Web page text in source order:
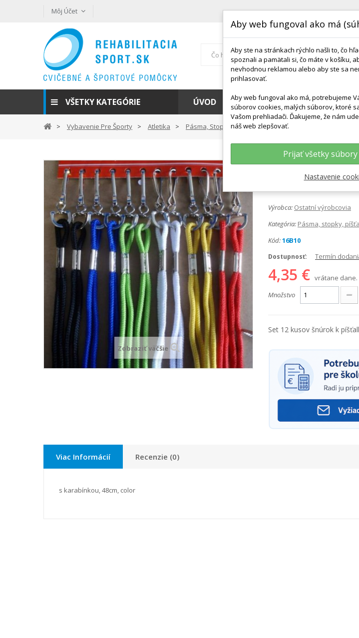
Môj Účet
VŠETKY KATEGÓRIE ÚVOD KONTAKT DODANIE A
Vybavenie Pre Športy Atletika Pásma, Stopky, Píšťalky Šnúrka K Píšťalke Set 12ks
Zobraziť väčšie
Šnúrka k
Výrobca: Ostatní výrobcovia
Kategória: Pásma, stopky,
Kód:16B10
Dostupnosť: Termín
4,35 € vrátane dane.
Množstvo
Set 12 kusov šnúrok k
Viac Informácií Recenzie (0)
s karabínkou, 48cm, color
Aby web fungoval ako má
Aby ste na stránkach rýchlo našli to, čo
spoznali a pamätali si, čo máte v košíku,
nevhodnou reklamou alebo aby ste sa
prihlasovať.
Aby web fungoval ako má, potrebujeme
súborov cookies, malých súborov, ktoré
Vašom prehliadači. Ďakujeme, že nám
náš web zlepšovať.
Prijať všetky
Nastavenie